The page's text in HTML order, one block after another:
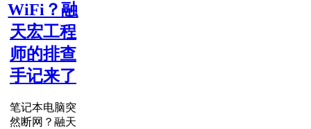
WiFi？融
天宏工程
师的排查
手记来了
笔记本电脑突
然断网？融天